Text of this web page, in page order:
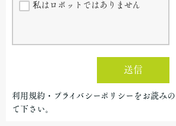
私はロボットではありません
送信
利用規約・プライバシーポリシーをお読み
て下さい。